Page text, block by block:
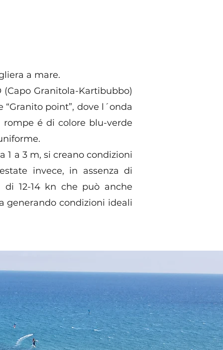
a mare.
Granitola-Kartibubbo)
point”, dove l´onda
é di colore blu-verde
a 3 m, si creano condizioni
invece, in assenza di
12-14 kn che può anche
generando condizioni ideali